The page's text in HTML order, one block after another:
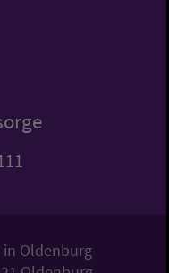
in Oldenburg